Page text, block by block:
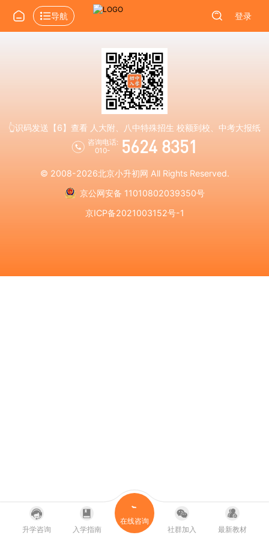
导航 登录
👆识码发送【6】查看 人大附、八中特殊招生 校额到校、中考大报纸
咨询电话:
010-
5624 8351
© 2008-2026北京小升初网 All Rights Reserved.
京公网安备 11010802039350号
京ICP备2021003152号-1
升学咨询 入学指南
在线咨询
社群加入
最新教材